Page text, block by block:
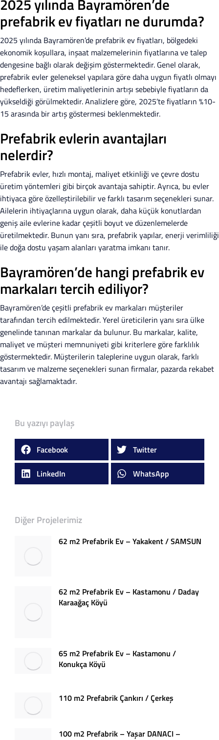
2025 yılında Bayramören’de
prefabrik ev fiyatları ne durumda?
2025 yılında Bayramören’de prefabrik ev fiyatları, bölgedeki
ekonomik koşullara, inşaat malzemelerinin fiyatlarına ve talep
dengesine bağlı olarak değişim göstermektedir. Genel olarak,
prefabrik evler geleneksel yapılara göre daha uygun fiyatlı olmayı
hedeflerken, üretim maliyetlerinin artışı sebebiyle fiyatların da
yükseldiği görülmektedir. Analizlere göre, 2025’te fiyatların %10-
15 arasında bir artış göstermesi beklenmektedir.
Prefabrik evlerin avantajları
nelerdir?
Prefabrik evler, hızlı montaj, maliyet etkinliği ve çevre dostu
üretim yöntemleri gibi birçok avantaja sahiptir. Ayrıca, bu evler
ihtiyaca göre özelleştirilebilir ve farklı tasarım seçenekleri sunar.
Ailelerin ihtiyaçlarına uygun olarak, daha küçük konutlardan
geniş aile evlerine kadar çeşitli boyut ve düzenlemelerde
üretilmektedir. Bunun yanı sıra, prefabrik yapılar, enerji verimliliği
ile doğa dostu yaşam alanları yaratma imkanı tanır.
Bayramören’de hangi prefabrik ev
markaları tercih ediliyor?
Bayramören’de çeşitli prefabrik ev markaları müşteriler
tarafından tercih edilmektedir. Yerel üreticilerin yanı sıra ülke
genelinde tanınan markalar da bulunur. Bu markalar, kalite,
maliyet ve müşteri memnuniyeti gibi kriterlere göre farklılık
göstermektedir. Müşterilerin taleplerine uygun olarak, farklı
tasarım ve malzeme seçenekleri sunan firmalar, pazarda rekabet
avantajı sağlamaktadır.
Bu yazıyı paylaş
Facebook Twitter
LinkedIn WhatsApp
Diğer Projelerimiz
62 m2 Prefabrik Ev – Yakakent / SAMSUN
62 m2 Prefabrik Ev – Kastamonu / Daday
Karaağaç Köyü
65 m2 Prefabrik Ev – Kastamonu /
Konukça Köyü
110 m2 Prefabrik Çankırı / Çerkeş
100 m2 Prefabrik – Yaşar DANACI –